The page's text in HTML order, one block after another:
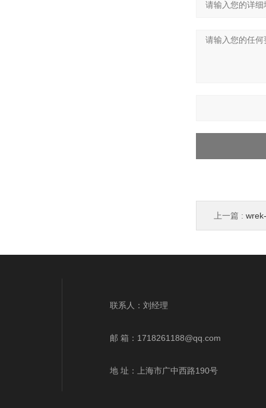
上一篇 : wrek-
联系人：刘经理
邮 箱： 1718261188@qq.com
地 址：上海市广中西路190号